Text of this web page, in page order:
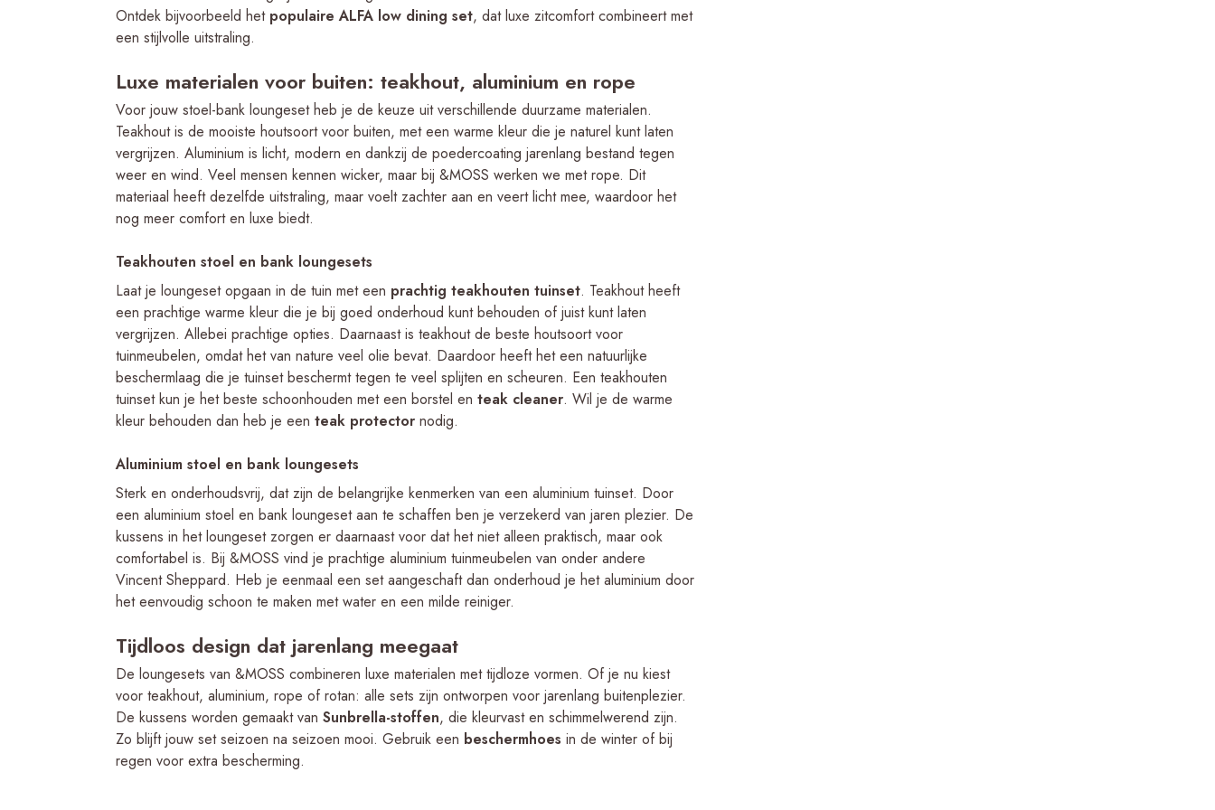
Ontdek bijvoorbeeld het populaire ALFA low dining set, dat luxe zitcomfort combineert met
een stijlvolle uitstraling.
Luxe materialen voor buiten: teakhout, aluminium en rope
Voor jouw stoel-bank loungeset heb je de keuze uit verschillende duurzame materialen.
Teakhout is de mooiste houtsoort voor buiten, met een warme kleur die je naturel kunt laten
vergrijzen. Aluminium is licht, modern en dankzij de poedercoating jarenlang bestand tegen
weer en wind. Veel mensen kennen wicker, maar bij &MOSS werken we met rope. Dit
materiaal heeft dezelfde uitstraling, maar voelt zachter aan en veert licht mee, waardoor het
nog meer comfort en luxe biedt.
Teakhouten stoel en bank loungesets
Laat je loungeset opgaan in de tuin met een prachtig teakhouten tuinset. Teakhout heeft
een prachtige warme kleur die je bij goed onderhoud kunt behouden of juist kunt laten
vergrijzen. Allebei prachtige opties. Daarnaast is teakhout de beste houtsoort voor
tuinmeubelen, omdat het van nature veel olie bevat. Daardoor heeft het een natuurlijke
beschermlaag die je tuinset beschermt tegen te veel splijten en scheuren. Een teakhouten
tuinset kun je het beste schoonhouden met een borstel en teak cleaner. Wil je de warme
kleur behouden dan heb je een teak protector nodig.
Aluminium stoel en bank loungesets
Sterk en onderhoudsvrij, dat zijn de belangrijke kenmerken van een aluminium tuinset. Door
een aluminium stoel en bank loungeset aan te schaffen ben je verzekerd van jaren plezier. De
kussens in het loungeset zorgen er daarnaast voor dat het niet alleen praktisch, maar ook
comfortabel is. Bij &MOSS vind je prachtige aluminium tuinmeubelen van onder andere
Vincent Sheppard. Heb je eenmaal een set aangeschaft dan onderhoud je het aluminium door
het eenvoudig schoon te maken met water en een milde reiniger.
Tijdloos design dat jarenlang meegaat
De loungesets van &MOSS combineren luxe materialen met tijdloze vormen. Of je nu kiest
voor teakhout, aluminium, rope of rotan: alle sets zijn ontworpen voor jarenlang buitenplezier.
De kussens worden gemaakt van Sunbrella-stoffen, die kleurvast en schimmelwerend zijn.
Zo blijft jouw set seizoen na seizoen mooi. Gebruik een beschermhoes in de winter of bij
regen voor extra bescherming.